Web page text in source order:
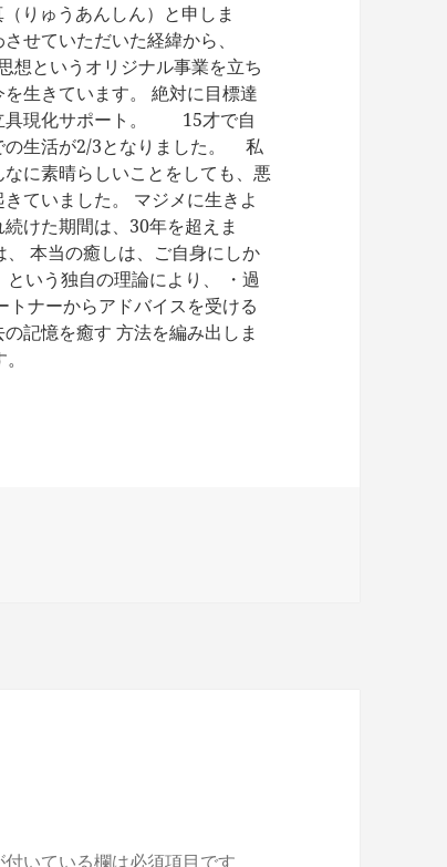
ゅうあんしん）と申しま
せていただいた経緯から、
想というオリジナル事業を立ち
生きています。 絶対に目標達
具現化サポート。 15才で自
の生活が2/3となりました。 私
に素晴らしいことをしても、悪
ていました。 マジメに生きよ
けた期間は、30年を超えま
本当の癒しは、ご自身にしか
いう独自の理論により、 ・過
ナーからアドバイスを受ける
記憶を癒す 方法を編み出しま
付いている欄は必須項目です